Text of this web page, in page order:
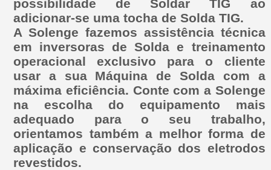
possibilidade de Soldar TIG ao
adicionar-se uma tocha de Solda TIG.
A Solenge fazemos assistência técnica
em inversoras de Solda e treinamento
operacional exclusivo para o cliente
usar a sua Máquina de Solda com a
máxima eficiência. Conte com a Solenge
na escolha do equipamento mais
adequado para o seu trabalho,
orientamos também a melhor forma de
aplicação e conservação dos eletrodos
revestidos.